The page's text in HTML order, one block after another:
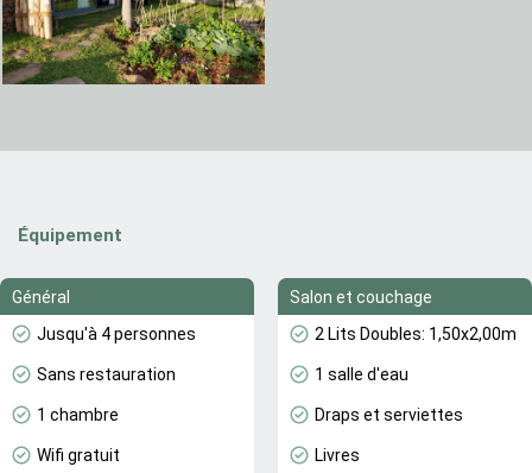
Équipement
Général
Jusqu'à 4 personnes
Sans restauration
1 chambre
Wifi gratuit
Salon et couchage
2 Lits Doubles: 1,50x2,00m
1 salle d'eau
Draps et serviettes
Livres